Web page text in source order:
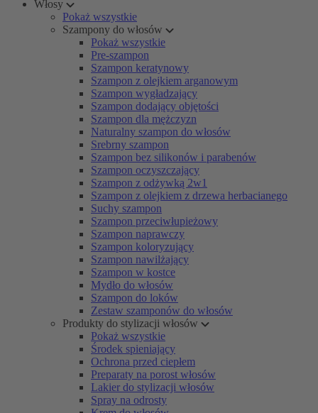
Włosy
Pokaż wszystkie
Szampony do włosów
Pokaż wszystkie
Pre-szampon
Szampon keratynowy
Szampon z olejkiem arganowym
Szampon wygładzający
Szampon dodający objętości
Szampon dla mężczyzn
Naturalny szampon do włosów
Srebrny szampon
Szampon bez silikonów i parabenów
Szampon oczyszczający
Szampon z odżywką 2w1
Szampon z olejkiem z drzewa herbacianego
Suchy szampon
Szampon przeciwłupieżowy
Szampon naprawczy
Szampon koloryzujący
Szampon nawilżający
Szampon w kostce
Mydło do włosów
Szampon do loków
Zestaw szamponów do włosów
Produkty do stylizacji włosów
Pokaż wszystkie
Środek spieniający
Ochrona przed ciepłem
Preparaty na porost włosów
Lakier do stylizacji włosów
Spray na odrosty